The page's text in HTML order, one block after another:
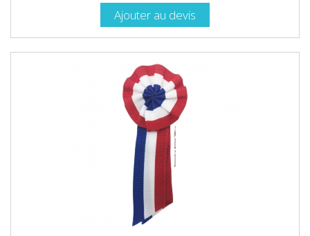
Ajouter au devis